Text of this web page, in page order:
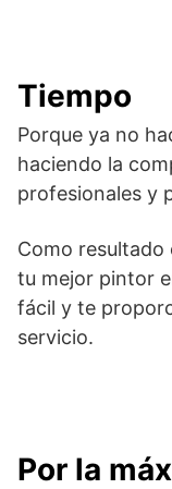
Tiempo
Porque ya no
haciendo la
profesionales y
Como
tu mejor pintor
fácil y te
servicio.
Por la